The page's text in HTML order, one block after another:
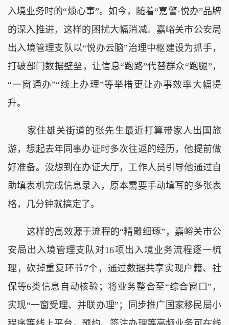
入境业务时的“烦心事”。如今，随着“嘉警·悦办”品牌
的深入推进，这样的困扰大幅消减。嘉峪关市公安局
出入境管理支队以“悦办云脑”治理中枢建设为抓手，
打破部门数据壁垒，让信息“跑路”代替群众“跑腿”，
“一窗通办”“线上办理”等举措更让办事效率大幅提
升。
家住雄关街道的张先生最近打算带家人出国旅
游，想起去年同事办证时多次往返的经历，他提前做
好准备。没想到在办证大厅，工作人员引导他通过自
助填表机完成信息录入，原本需要手动填写的多张表
格，几分钟就搞定了。
这样的高效源于流程的“精雕细琢”，嘉峪关市公
安局出入境管理支队对16项出入境业务流程逐一梳
理，砍掉重复环节7个，通过数据共享实现户籍、社
保等6类信息自动核验；将业务整合至“综合窗口”，
实现“一窗受理、并联办理”；同步推广国家移民局小